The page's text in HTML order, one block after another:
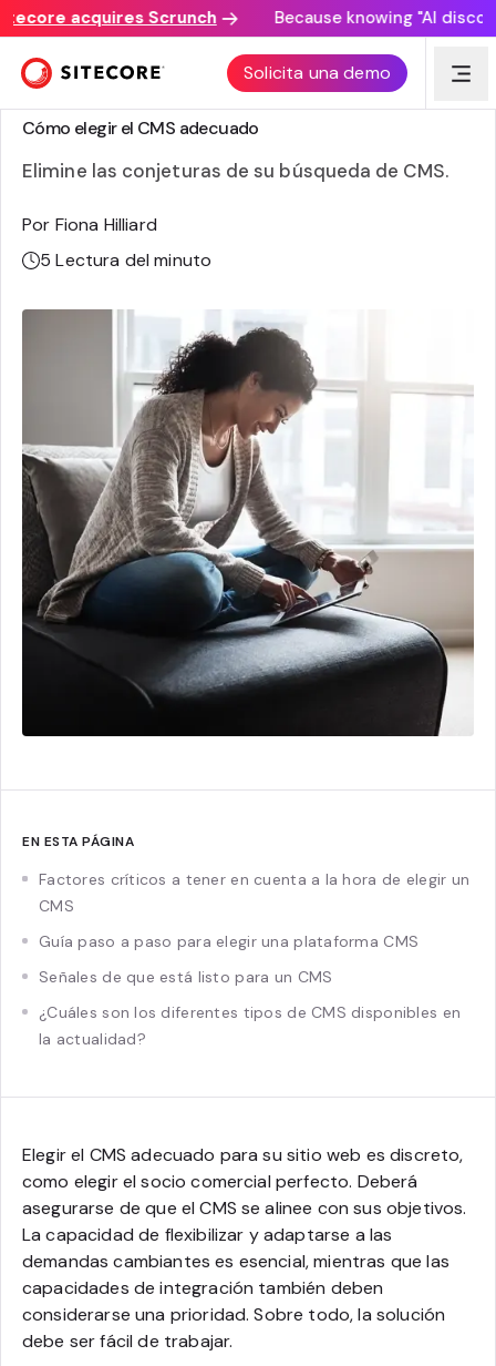
acquires Scrunch Because knowing "AI
Solicita una demo
SELECCIÓN DE UN CMS
Cómo elegir el CMS adecuado
Elimine las conjeturas de su búsqueda de CMS.
Por Fiona Hilliard
5 Lectura del minuto
EN ESTA PÁGINA
Factores críticos a tener en cuenta a la hora de elegir un
CMS
Guía paso a paso para elegir una plataforma CMS
Señales de que está listo para un CMS
¿Cuáles son los diferentes tipos de CMS disponibles en
la actualidad?
Elegir el CMS adecuado para su sitio web es discreto,
como elegir el socio comercial perfecto. Deberá
asegurarse de que el CMS se alinee con sus objetivos.
La capacidad de flexibilizar y adaptarse a las
demandas cambiantes es esencial, mientras que las
capacidades de integración también deben
considerarse una prioridad. Sobre todo, la solución
debe ser fácil de trabajar.